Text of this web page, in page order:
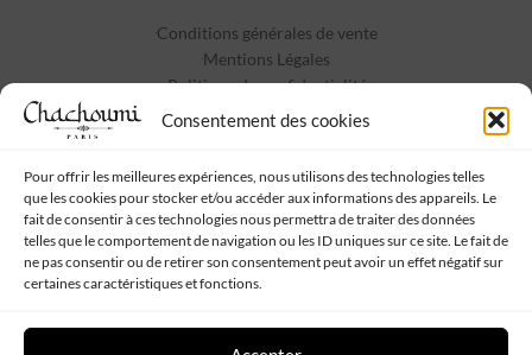
Consentement des cookies
Pour offrir les meilleures expériences, nous utilisons des technologies telles
que les cookies pour stocker et/ou accéder aux informations des appareils. Le
fait de consentir à ces technologies nous permettra de traiter des données
telles que le comportement de navigation ou les ID uniques sur ce site. Le fait de
ne pas consentir ou de retirer son consentement peut avoir un effet négatif sur
certaines caractéristiques et fonctions.
Conditions générales de vente
Mentions Légales
Politique de confidentialité
Contact
Suivez-nous :